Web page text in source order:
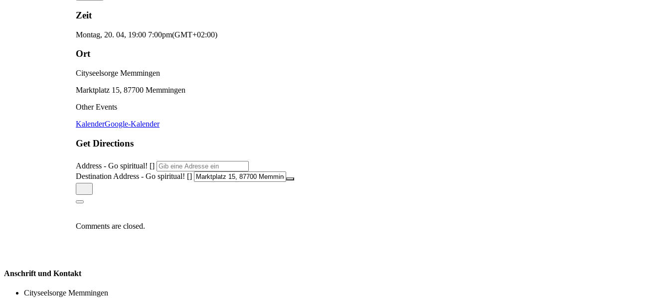
Zeit
Montag, 20. 04, 19:00 7:00pm(GMT+02:00)
Ort
Cityseelsorge Memmingen
Marktplatz 15, 87700 Memmingen
Other Events
KalenderGoogle-Kalender
Get Directions
Address - Go spiritual! []
Destination Address - Go spiritual! []
Comments are closed.
Anschrift und Kontakt
Cityseelsorge Memmingen